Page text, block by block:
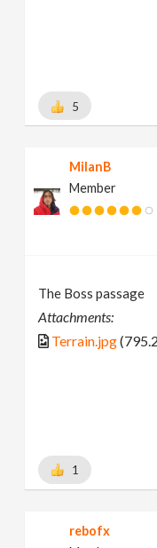
5
MilanB
Member
The Boss passage
Attachments:
Terrain.jpg
1
rebofx